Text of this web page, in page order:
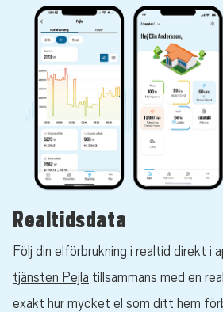
Realtidsdata
Följ din elförbrukning i realtid direkt i
tjänsten Pejla tillsammans med en
exakt hur mycket el som ditt hem